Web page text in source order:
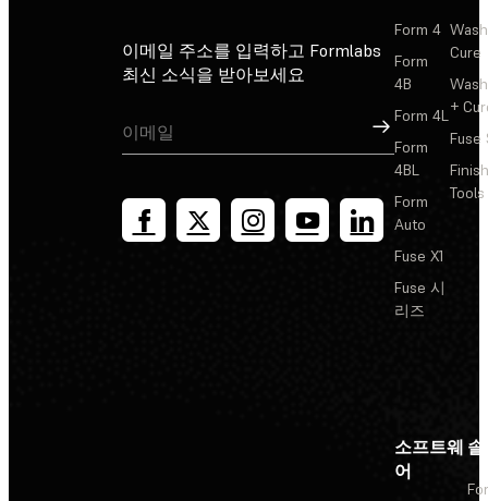
이메일 주소를 입력하고 Formlabs
최신 소식을 받아보세요
가입
Form 4
Form
4B
Form 4L
Form
4BL
Form
Auto
Fuse X1
Fuse 시
리즈
Cure
+
Fuse
Tools
소프트웨
어